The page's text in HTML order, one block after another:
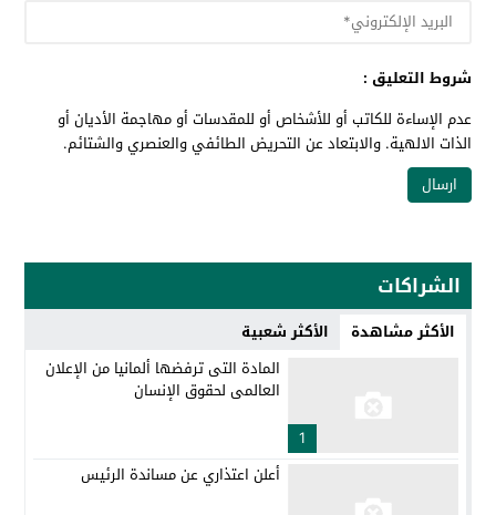
شروط التعليق :
عدم الإساءة للكاتب أو للأشخاص أو للمقدسات أو مهاجمة الأديان أو
الذات الالهية. والابتعاد عن التحريض الطائفي والعنصري والشتائم.
الشراكات
الأكثر مشاهدة الأكثر شعبية
1
المادة التى ترفضها ألمانيا من الإعلان
العالمى لحقوق الإنسان
أعلن اعتذاري عن مساندة الرئيس